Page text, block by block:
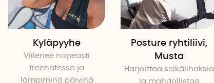
Kyläpyyhe
Viilenee nopeasti
treenatessa ja
lämpiminä päivinä
Posture ryhtiliivi,
Musta
Harjoittaa selkälihaksia
ja mahdollistaa